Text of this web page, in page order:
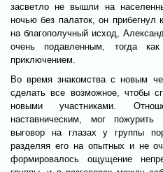
засветло не вышли на
ночью без палаток, он прибегнул
на благополучный исход,
очень подавленным, тогда
приключением.
Во время знакомства с новым
сделать все возможное, чтобы
новыми участниками.
наставническим, мог
выговор на глазах у группы
разделяя его на опытных и не
формировалось ощущение